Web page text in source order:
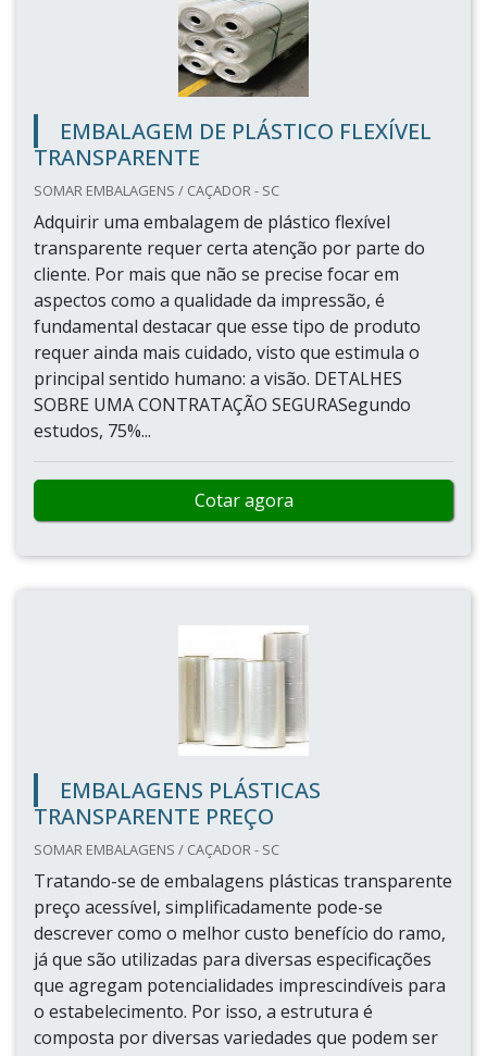
EMBALAGEM DE PLÁSTICO FLEXÍVEL
TRANSPARENTE
SOMAR EMBALAGENS / CAÇADOR - SC
Adquirir uma embalagem de plástico flexível
transparente requer certa atenção por parte do
cliente. Por mais que não se precise focar em
aspectos como a qualidade da impressão, é
fundamental destacar que esse tipo de produto
requer ainda mais cuidado, visto que estimula o
principal sentido humano: a visão. DETALHES
SOBRE UMA CONTRATAÇÃO SEGURASegundo
estudos, 75%...
Cotar agora
EMBALAGENS PLÁSTICAS
TRANSPARENTE PREÇO
SOMAR EMBALAGENS / CAÇADOR - SC
Tratando-se de embalagens plásticas transparente
preço acessível, simplificadamente pode-se
descrever como o melhor custo benefício do ramo,
já que são utilizadas para diversas especificações
que agregam potencialidades imprescindíveis para
o estabelecimento. Por isso, a estrutura é
composta por diversas variedades que podem ser